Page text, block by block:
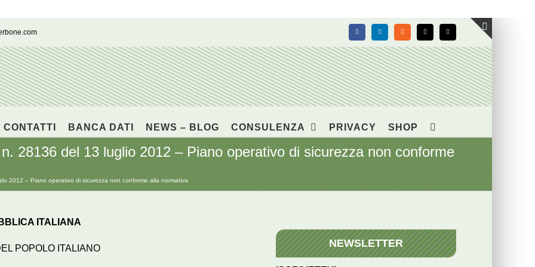
FacebookLinkedIn Rss X Email
CONTATTI BANCA DATI NEWS – BLOG CONSULENZA PRIVACY SHOP
28136 del 13 luglio 2012 – Piano operativo di sicurezza non conforme
2012 – Piano operativo di sicurezza non conforme alla normativa
ITALIANA
POPOLO ITALIANO NEWSLETTER
Toggle
area
barra
scorrevole